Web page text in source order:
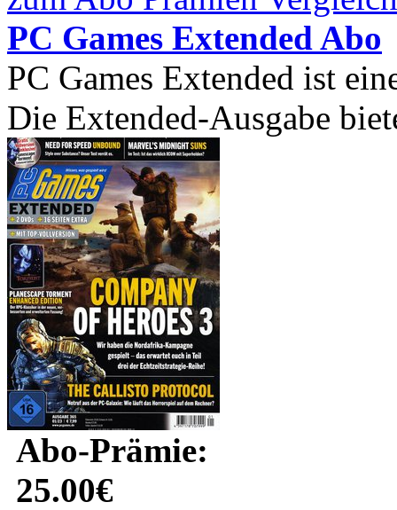
PC Games Extended Abo
PC Games Extended ist
Die Extended-Ausgabe
Abo-Prämie:
25.00€